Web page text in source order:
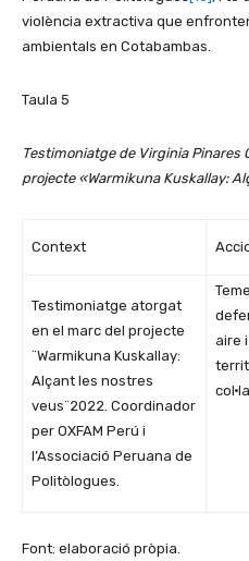
violència extractiva que
ambientals en Cotabambas.
Taula 5
Testimoniatge de Virginia Pinares
projecte «Warmikuna Kuskallay:
Context
Testimoniatge atorgat
en el marc del projecte
¨Warmikuna Kuskallay:
Alçant les nostres
veus¨2022. Coordinador
per OXFAM Perú i
l’Associació Peruana de
Politòlogues.
aire i
Font: elaboració pròpia.